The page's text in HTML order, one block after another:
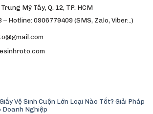
Mỹ Tây, Q. 12, TP. HCM
– Hotline: 0906779409 (SMS, Zalo, Viber…)
Vệ Sinh Cuộn Lớn Loại Nào Tốt? Giải Pháp
Doanh Nghiệp